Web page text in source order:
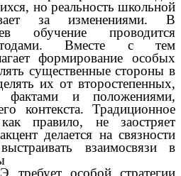
но реальность школьной
за изменениями. В
обучение проводится
Вместе с тем
формирование особых
существенные стороны в
их от второстепенных,
фактами и положениями,
контекста. Традиционное
правило, не заостряет
делается на связности
взаимосвязи в
требует особой стратегии